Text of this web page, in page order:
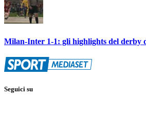
Milan-Inter 1-1: gli highlights del derby
Seguici su